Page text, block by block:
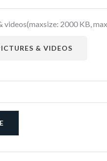
videos(maxsize: 2000 KB,
& VIDEOS